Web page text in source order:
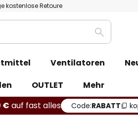
kostenlose Retoure
Suche
Ventilatoren
OUTLET
Mehr
€ auf fast alles Code:RABATT